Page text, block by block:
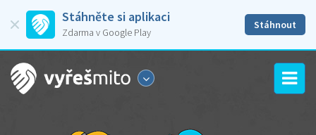
Stáhněte si aplikaci
Zdarma v Google Play
Stáhnout